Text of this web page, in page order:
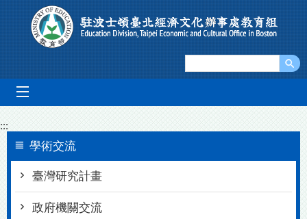
Go To Content
:::
學術交流
臺灣研究計畫
政府機關交流